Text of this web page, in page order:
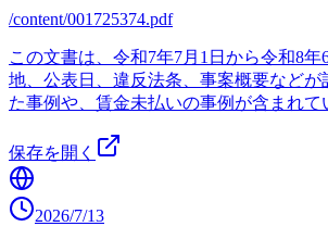
/content/001725374.pdf
この文書は、令和7年7月1日から令和8
地、公表日、違反法条、事案概要など
た事例や、賃金未払いの事例が含まれ
保存を開く
2026/7/13